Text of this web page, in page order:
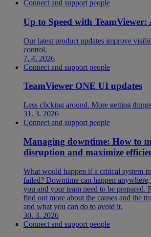
Connect and support people
Up to Speed with TeamViewer:
Our latest product updates improve
control.
7. 4. 2026
Connect and support people
TeamViewer ONE UI updates
Less clicking around. More getting
31. 3. 2026
Connect and support people
Managing downtime: How to
disruption and maximize
What would happen if a critical system
failed? Downtime can happen
you and your team need to be prepared.
find out more about the causes and the
and what you can do to avoid it.
30. 3. 2026
Connect and support people